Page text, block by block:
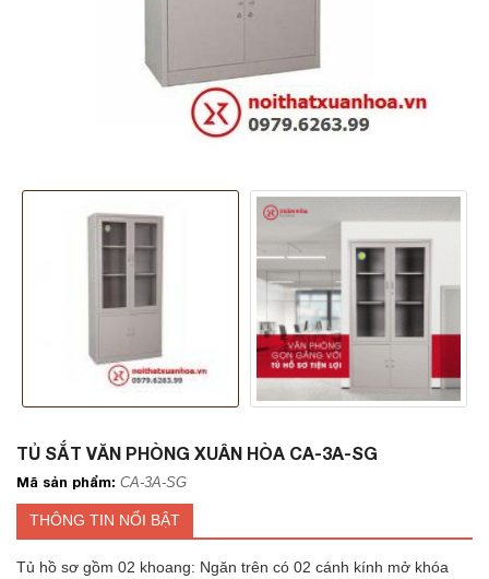
TỦ SẮT VĂN PHÒNG XUÂN HÒA CA-3A-SG
Mã sản phẩm: CA-3A-SG
THÔNG TIN NỔI BẬT
Tủ hồ sơ gồm 02 khoang: Ngăn trên có 02 cánh kính mở khóa